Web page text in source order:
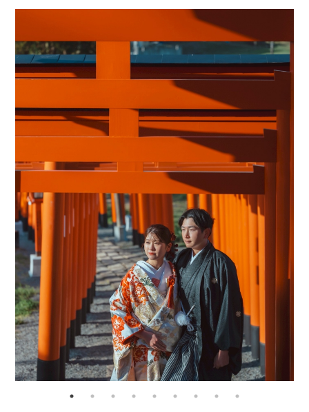
〒963-8041
福島県郡山市富田町権現林9−１
Tel. 0120-05-7536
Time.10:30 - 18:00（年中無休）
来店のご予約
お問い合わせ
掛。 繊細な意匠が全体に施され、
光の角度や影で表情が変わる、
“唯一無二のオーラ”を纏うデザイ
ン。 一度見たら忘れられない、そ
んな一着です。 朱の鳥居とのコン
トラストが重なり、 和装の華やか
さと神聖さがより一層際立つ撮影
に。 そして桜のロケーションで
は、 やわらかな光に包まれながら
🫧 おふたりの素敵な空気感が、
そのままお写真に映し出された一
日でした。 撮影裏話___ 実はこ
の日、驚くほどの強風。 それでも
そうとは感じさせない おふたりの
自然な表情と佇まい。 風を味方に
つけるヘアメイク、 その一瞬を逃
さず切り取るカメラマンの技術
で、 この美しい世界観がつくられ